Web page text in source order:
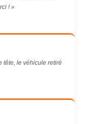
! »
tête, le véhicule retiré